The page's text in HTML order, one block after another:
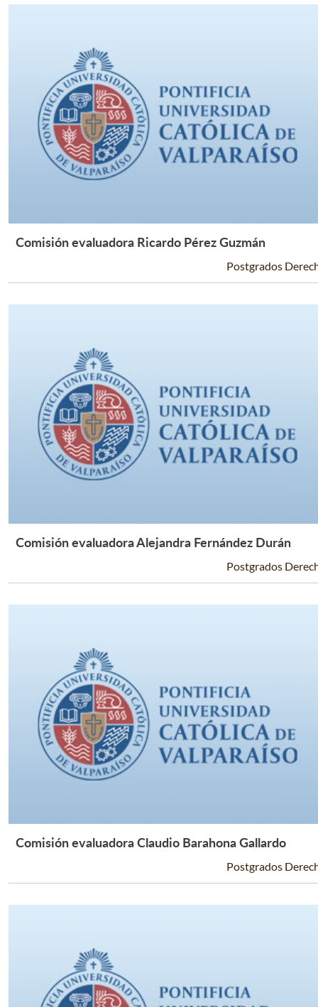
Leer Más +
Comisión evaluadora Ricardo Pérez Guzmán
Postgrados
Leer Más +
Comisión evaluadora Alejandra Fernández Durán
Postgrados
Leer Más +
Comisión evaluadora Claudio Barahona Gallardo
Postgrados